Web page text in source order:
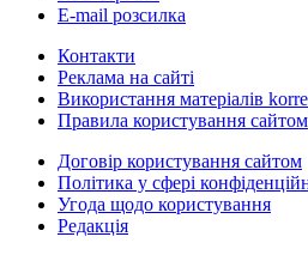
E-mail розсилка
Контакти
Реклама на сайті
Використання матеріалів
Правила користування сайтом
Договір користування сайтом
Політика у сфері
Угода щодо користування
Редакція